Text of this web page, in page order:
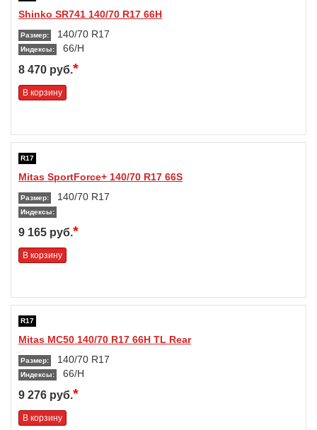
Shinko SR741 140/70 R17 66H
Размер: 140/70 R17
Индексы: 66/H
8 470 руб.*
В корзину
R17
Mitas SportForce+ 140/70 R17 66S
Размер: 140/70 R17
Индексы:
9 165 руб.*
В корзину
R17
Mitas MC50 140/70 R17 66H TL Rear
Размер: 140/70 R17
Индексы: 66/H
9 276 руб.*
В корзину